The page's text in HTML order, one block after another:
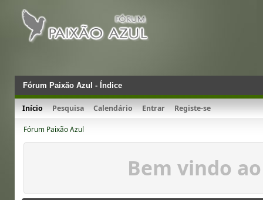
Fórum Paixão Azul - Índice
Início Pesquisa Calendário Entrar Registe-se
Fórum Paixão Azul
Bem vindo